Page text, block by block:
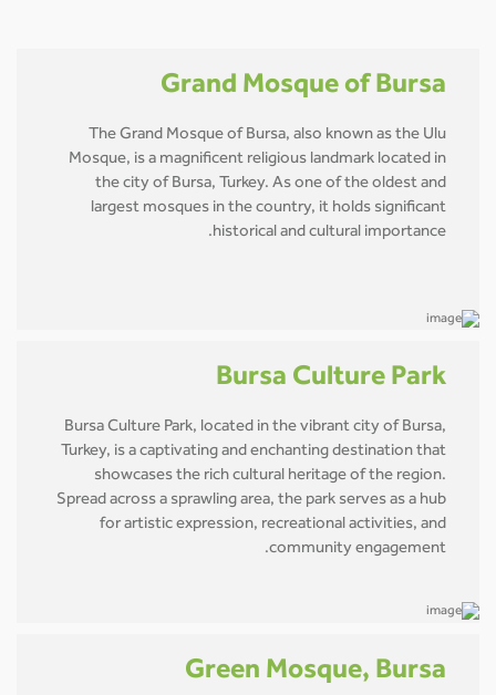
Grand Mosque of Bursa
The Grand Mosque of Bursa, also known as the Ulu
Mosque, is a magnificent religious landmark located in
the city of Bursa, Turkey. As one of the oldest and
largest mosques in the country, it holds significant
historical and cultural importance.
Bursa Culture Park
Bursa Culture Park, located in the vibrant city of Bursa,
Turkey, is a captivating and enchanting destination that
showcases the rich cultural heritage of the region.
Spread across a sprawling area, the park serves as a hub
for artistic expression, recreational activities, and
community engagement.
Green Mosque, Bursa